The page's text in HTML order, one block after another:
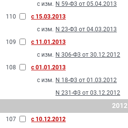
с изм. N 59-Ф3 от 05.04.2013
110
с 15.03.2013
с изм. N 23-Ф3 от 04.03.2013
109
с 11.01.2013
с изм. N 306-Ф3 от 30.12.2012
108
с 01.01.2013
с изм. N 18-Ф3 от 01.03.2012
N 231-Ф3 от 03.12.2012
2012
107
с 10.12.2012